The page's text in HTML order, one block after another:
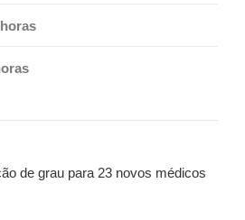
de grau para 23 novos médicos